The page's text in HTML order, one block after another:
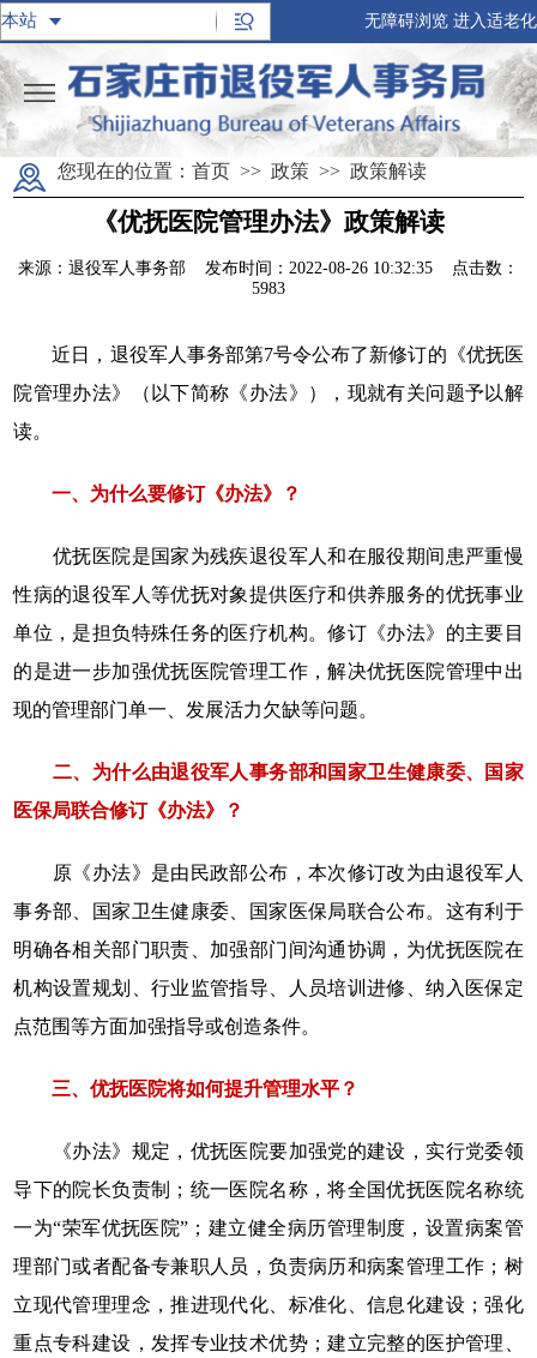
无障碍浏览 进入适老化
您现在的位置：首页 >>政策 >>政策解读
《优抚医院管理办法》政策解读
来源：退役军人事务部 发布时间：2022-08-26 10:32:35 点击数：
5983
近日，退役军人事务部第7号令公布了新修订的《优抚医
院管理办法》（以下简称《办法》），现就有关问题予以解
读。
一、为什么要修订《办法》？
优抚医院是国家为残疾退役军人和在服役期间患严重慢
性病的退役军人等优抚对象提供医疗和供养服务的优抚事业
单位，是担负特殊任务的医疗机构。修订《办法》的主要目
的是进一步加强优抚医院管理工作，解决优抚医院管理中出
现的管理部门单一、发展活力欠缺等问题。
二、为什么由退役军人事务部和国家卫生健康委、国家
医保局联合修订《办法》？
原《办法》是由民政部公布，本次修订改为由退役军人
事务部、国家卫生健康委、国家医保局联合公布。这有利于
明确各相关部门职责、加强部门间沟通协调，为优抚医院在
机构设置规划、行业监管指导、人员培训进修、纳入医保定
点范围等方面加强指导或创造条件。
三、优抚医院将如何提升管理水平？
《办法》规定，优抚医院要加强党的建设，实行党委领
导下的院长负责制；统一医院名称，将全国优抚医院名称统
一为“荣军优抚医院”；建立健全病历管理制度，设置病案管
理部门或者配备专兼职人员，负责病历和病案管理工作；树
立现代管理理念，推进现代化、标准化、信息化建设；强化
重点专科建设，发挥专业技术优势；建立完整的医护管理、